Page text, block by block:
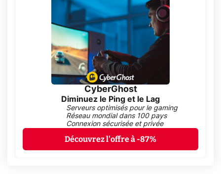
CyberGhost
Diminuez le Ping et le Lag
Serveurs optimisés pour le gaming
Réseau mondial dans 100 pays
Connexion sécurisée et privée
Découvrez l'offre à -87%